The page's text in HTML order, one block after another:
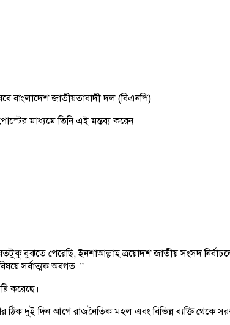
বাংলাদেশ জাতীয়তাবাদী দল (বিএনপি)।
মাধ্যমে তিনি এই মন্তব্য করেন।
বুঝতে পেরেছি, ইনশাআল্লাহ ত্রয়োদশ জাতীয় সংসদ
সর্বাত্মক অবগত।”
করেছে।
ঠিক দুই দিন আগে রাজনৈতিক মহল এবং বিভিন্ন ব্যক্তি থেকে